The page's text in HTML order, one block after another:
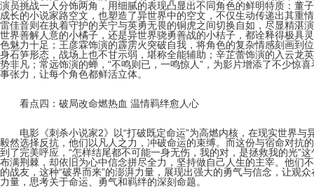
演员挑战一人分饰两角，用细腻的表现凸显出不同角色的鲜明特质：董
成长的小说家路空文，也塑造了异世界中的空文，不仅生动传递出其重
雷佳音则在执着守护的关宁与英勇无畏的铜虎之间切换自如，尽显精湛
世界善解人意的小橘子，还是异世界骁勇善战的小桔子，都诠释得极具
色魅力十足；王彦霖饰演的霹雳火突破自我，将角色的复杂情感刻画到
身石笋形态，战场上也不甘示弱，堪称全能辅助；辛芷蕾饰演的入云龙
势非凡；常远饰演的蝉，“不鸣则已，一鸣惊人”，为影片增添了不少惊
事张力，让每个角色都鲜活立体。
看点四：破局改命燃热血 温情羁绊愈人心
电影《刺杀小说家2》以“打破既定命运”为高燃内核，在现实世界与
毅然选择反抗，他们以凡人之力，冲破命运的束缚。而这份与宿命对抗
到了完美呼应，“怎样结尾都不可能一身无伤，我的对，是拯救我的光”
布满荆棘，却依旧为心中信念拼尽全力，坚持做自己人生的主宰。他们
的战友，这种“破界而来”的澎湃力量，展现出强大的勇气与信念，让观
力量，思考关于命运、勇气和羁绊的深刻命题。